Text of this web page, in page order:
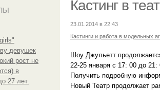
девушек
рост не
в
27 лет.
Кастинг в
23.01.2014 в 22:43
Кастинги и работа в модельных
Шоу Джульетт
22-25 января с 17: 00 до
Получить подробную
Новый Театр продолжает